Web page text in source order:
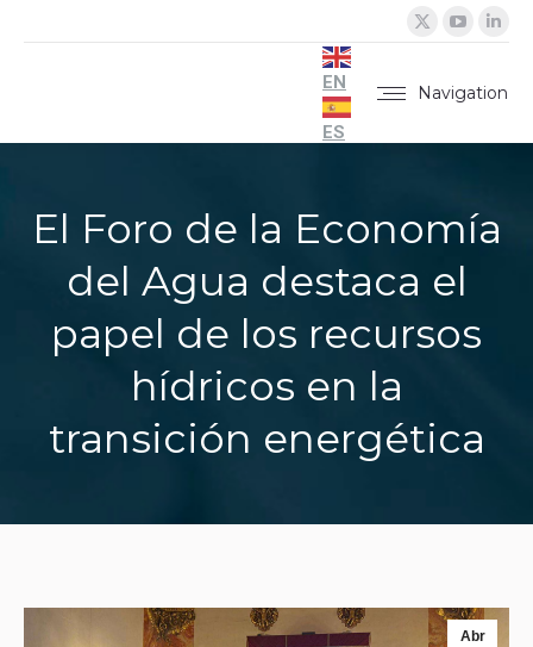
opens
new
opens
new
Navigation
EN
ES
El Foro de la Economía
del Agua destaca el
papel de los recursos
hídricos en la
transición energética
Abr